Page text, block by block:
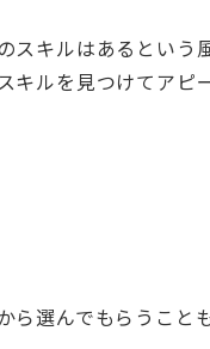
キルはあるという
ルを見つけてアピ
選んでもらうこと